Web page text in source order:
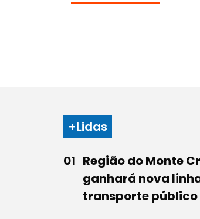
+Lidas
Região do Monte
ganhará nova
transporte público